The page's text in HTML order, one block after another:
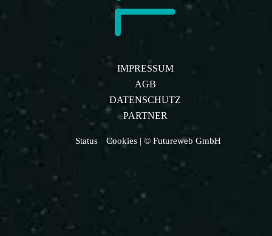
IMPRESSUM
AGB
DATENSCHUTZ
PARTNER
Status Cookies | © Futureweb GmbH